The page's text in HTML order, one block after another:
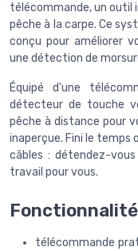
télécommande, un outil
pêche à la carpe. Ce
conçu pour améliorer
une détection de
Équipé d'une
détecteur de touche
pêche à distance pour
inaperçue. Fini le
câbles : détendez-
travail pour vous.
télécommande